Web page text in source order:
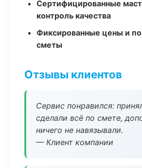
Сертифицированные
контроль качества
Фиксированные цены и
сметы
Отзывы клиентов
Сервис понравился:
сделали всё по смете,
ничего не навязывали.
— Клиент компании